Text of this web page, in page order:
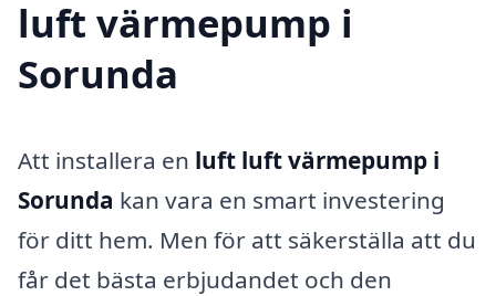
luft värmepump i
Sorunda
Att installera en luft luft värmepump i
Sorunda kan vara en smart investering
för ditt hem. Men för att säkerställa att du
får det bästa erbjudandet och den